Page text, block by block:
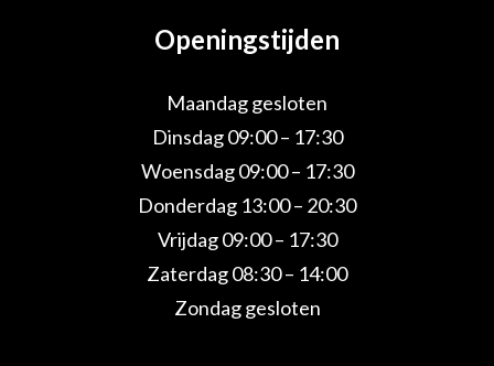
Openingstijden
Maandag gesloten
Dinsdag 09:00 – 17:30
Woensdag 09:00 – 17:30
Donderdag 13:00 – 20:30
Vrijdag 09:00 – 17:30
Zaterdag 08:30 – 14:00
Zondag gesloten